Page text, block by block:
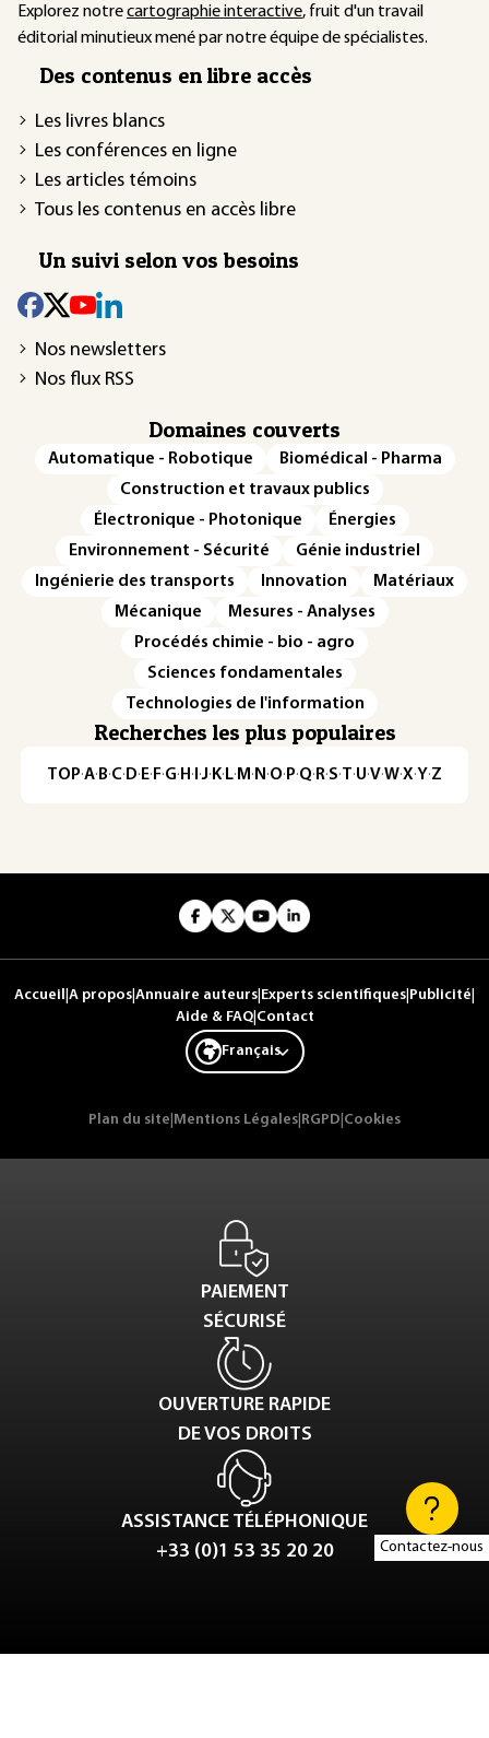
Contactez-nous
Explorez notrecartographie interactive, fruit d'un travail
éditorial minutieux mené par notre équipe de spécialistes.
Des contenus en libre accès
Les livres blancs
Les conférences en ligne
Les articles témoins
Tous les contenus en accès libre
Un suivi selon vos besoins
Nos newsletters
Nos flux RSS
Domaines couverts
Automatique - Robotique
Biomédical - Pharma
Construction et travaux publics
Électronique - Photonique
Énergies
Environnement - Sécurité
Génie industriel
Ingénierie des transports
Innovation
Matériaux
Mécanique
Mesures - Analyses
Procédés chimie - bio - agro
Sciences fondamentales
Technologies de l'information
Recherches les plus populaires
TOP·A·B·C· D· E· F·G· H · ·J· K· L· M · N ·O· P·Q· R·S·T·U·V·W·X·Y·Z
Accueil A propos Annuaire auteurs Experts scientifiques Publicité
Aide & FAQ| Contact
Français
Plan du site Mentions Légales RGPD Cookies
PAIEMENT
SÉCURISÉ
OUVERTURE RAPIDE
DE VOS DROITS
ASSISTANCE TÉLÉPHONIQUE
+33 (0)1 53 35 20 20